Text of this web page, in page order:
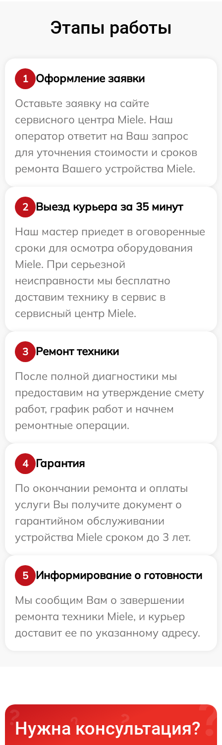
Этапы работы
1
Оформление заявки
Оставьте заявку на сайте
сервисного центра Miele. Наш
оператор ответит на Ваш запрос
для уточнения стоимости и сроков
ремонта Вашего устройства Miele.
2
Выезд курьера за 35 минут
Наш мастер приедет в оговоренные
сроки для осмотра оборудования
Miele. При серьезной
неисправности мы бесплатно
доставим технику в сервис в
сервисный центр Miele.
3
Ремонт техники
После полной диагностики мы
предоставим на утверждение смету
работ, график работ и начнем
ремонтные операции.
4
Гарантия
По окончании ремонта и оплаты
услуги Вы получите документ о
гарантийном обслуживании
устройства Miele сроком до 3 лет.
5
Информирование о готовности
Мы сообщим Вам о завершении
ремонта техники Miele, и курьер
доставит ее по указанному адресу.
Нужна консультация?